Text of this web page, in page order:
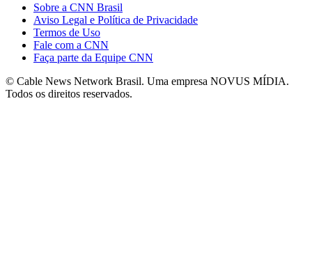
Sobre a CNN Brasil
Aviso Legal e Política de Privacidade
Termos de Uso
Fale com a CNN
Faça parte da Equipe CNN
© Cable News Network Brasil. Uma empresa NOVUS MÍDIA.
Todos os direitos reservados.